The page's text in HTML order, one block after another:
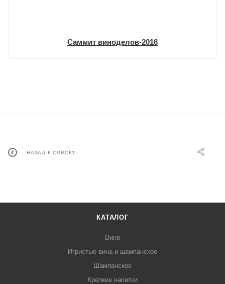
Саммит виноделов-2016
НАЗАД К СПИСКУ
КАТАЛОГ
Вино
Игристые вина и шампанское
Шампанское
Крепкие напитки